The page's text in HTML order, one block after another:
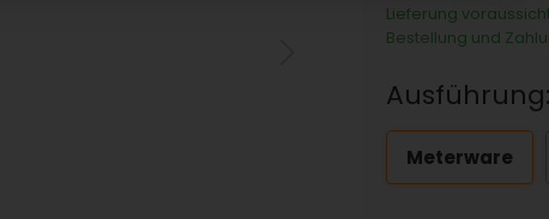
Lieferung
Bestellung und
Ausführung:
Meterware